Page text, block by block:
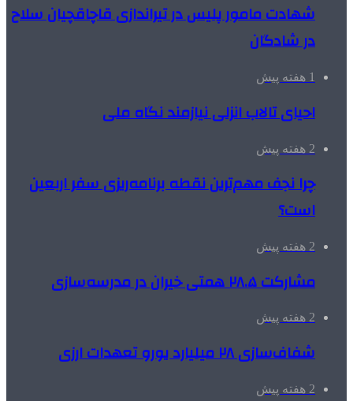
شهادت مامور پلیس در تیراندازی قاچاقچیان سلاح
در شادگان
1 هفته پیش
احیای تالاب انزلی نیازمند نگاه ملی
2 هفته پیش
چرا نجف مهم‌ترین نقطه برنامه‌ریزی سفر اربعین
است؟
2 هفته پیش
مشارکت ۲۸.۵ همتی خیران در مدرسه‌سازی
2 هفته پیش
شفاف‌سازی ۲۸ میلیارد یورو تعهدات ارزی
2 هفته پیش